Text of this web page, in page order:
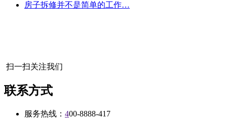
房子拆修并不是简单的工作…
扫一扫关注我们
联系方式
服务热线： 400-8888-417